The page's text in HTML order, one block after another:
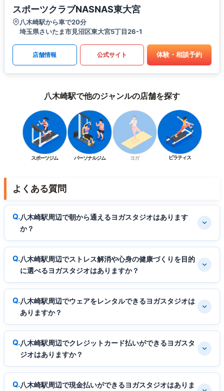
スポーツクラブNASNAS東大宮
八木崎駅から車で20分
埼玉県さいたま市見沼区東大宮5丁目26-1
店舗情報 公式サイト 体験・相談予約
八木崎駅で他のジャンルの店舗を探す
スポーツジム パーソナルジム ヨガ ピラティス
よくある質問
八木崎駅周辺で朝から通えるヨガスタジオはあります
か？
八木崎駅周辺でストレス解消や心身の健康づくりを目的
に選べるヨガスタジオはありますか？
八木崎駅周辺でウェアをレンタルできるヨガスタジオは
ありますか？
八木崎駅周辺でクレジットカード払いができるヨガスタ
ジオはありますか？
八木崎駅周辺で現金払いができるヨガスタジオはありま